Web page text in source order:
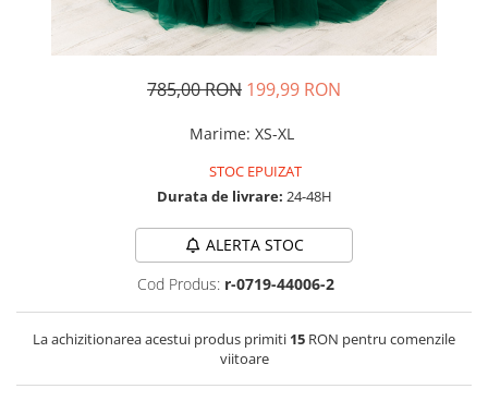
785,00 RON 199,99 RON
Marime: XS-XL
STOC EPUIZAT
Durata de livrare: 24-48H
ALERTA STOC
Cod Produs: r-0719-44006-2
La achizitionarea acestui produs primiti 15 RON pentru comenzile
viitoare